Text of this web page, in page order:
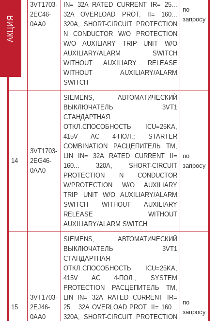
13
3VT1703-
2EC46-
0AA0
IN= 32A RATED CURRENT IR= 25...
32A OVERLOAD PROT. II= 160...
320A, SHORT-CIRCUIT PROTECTION
N CONDUCTOR W/O PROTECTION
W/O AUXILIARY TRIP UNIT W/O
AUXILIARY/ALARM SWITCH
WITHOUT AUXILIARY RELEASE
WITHOUT AUXILIARY/ALARM
SWITCH
по
запросу
14
3VT1703-
2EG46-
0AA0
SIEMENS, АВТОМАТИЧЕСКИЙ
ВЫКЛЮЧАТЕЛЬ 3VT1
СТАНДАРТНАЯ
ОТКЛ.СПОСОБНОСТЬ ICU=25KA,
415V AC 4-ПОЛ.; STARTER
COMBINATION РАСЦЕПИТЕЛЬ TM,
LIN IN= 32A RATED CURRENT II=
160... 320A, SHORT-CIRCUIT
PROTECTION N CONDUCTOR
W/PROTECTION W/O AUXILIARY
TRIP UNIT W/O AUXILIARY/ALARM
SWITCH WITHOUT AUXILIARY
RELEASE WITHOUT
AUXILIARY/ALARM SWITCH
по
запросу
15
3VT1703-
2EJ46-
0AA0
SIEMENS, АВТОМАТИЧЕСКИЙ
ВЫКЛЮЧАТЕЛЬ 3VT1
СТАНДАРТНАЯ
ОТКЛ.СПОСОБНОСТЬ ICU=25KA,
415V AC 4-ПОЛ., SYSTEM
PROTECTION РАСЦЕПИТЕЛЬ TM,
LIN IN= 32A RATED CURRENT IR=
25... 32A OVERLOAD PROT. II= 160...
320A, SHORT-CIRCUIT PROTECTION
по
запросу